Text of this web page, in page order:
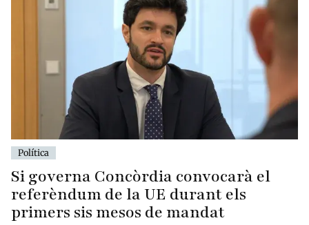
Política
Si governa Concòrdia convocarà el
referèndum de la UE durant els
primers sis mesos de mandat